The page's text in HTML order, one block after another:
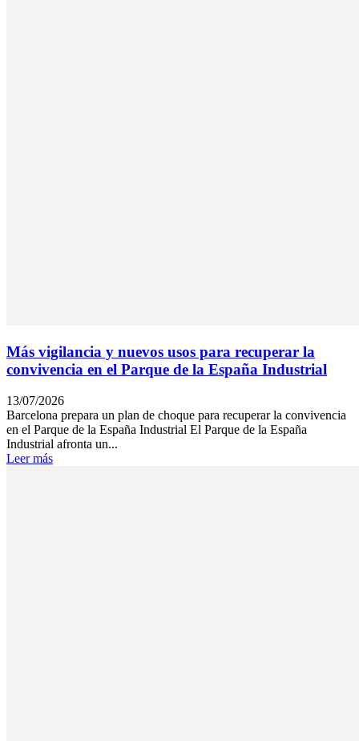
Más vigilancia y nuevos usos para recuperar la
convivencia en el Parque de la España Industrial
13/07/2026
Barcelona prepara un plan de choque para recuperar la convivencia
en el Parque de la España Industrial El Parque de la España
Industrial afronta un...
Leer más